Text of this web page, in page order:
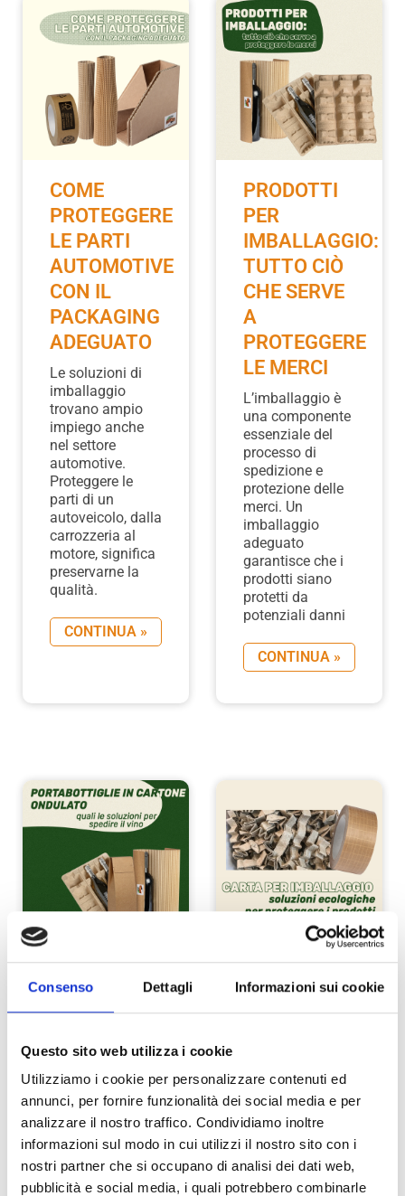
Consenso Dettagli Informazioni sui cookie
Questo sito web utilizza i cookie
Utilizziamo i cookie per personalizzare contenuti ed
annunci, per fornire funzionalità dei social media e per
analizzare il nostro traffico. Condividiamo inoltre
informazioni sul modo in cui utilizzi il nostro sito con i
nostri partner che si occupano di analisi dei dati web,
pubblicità e social media, i quali potrebbero combinarle
COME
PROTEGGERE
LE PARTI
AUTOMOTIVE
CON IL
PACKAGING
ADEGUATO
Le soluzioni di
imballaggio
trovano ampio
impiego anche
nel settore
automotive.
Proteggere le
parti di un
autoveicolo, dalla
carrozzeria al
motore, significa
preservarne la
qualità.
CONTINUA »
PRODOTTI
PER
IMBALLAGGIO:
TUTTO CIÒ
CHE SERVE
A
PROTEGGERE
LE MERCI
L’imballaggio è
una componente
essenziale del
processo di
spedizione e
protezione delle
merci. Un
imballaggio
adeguato
garantisce che i
prodotti siano
protetti da
potenziali danni
CONTINUA »
PORTABOTTIGLIE
ONDULATO:
QUALI LE
SOLUZIONI
PER
SPEDIRE IL
VINO
CARTA PER
PER
PROTEGGERE
I PRODOTTI
In un’epoca in cui